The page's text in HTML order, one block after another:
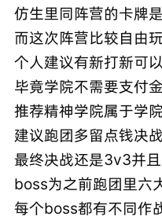
仿生里同阵营的卡牌
而这次阵营比较自由
个人建议有新打新可
毕竟学院不需要支付
推荐精神学院属于学
建议跑团多留点钱决
最终决战还是3v3并
boss为之前跑团里六
每个boss都有不同作